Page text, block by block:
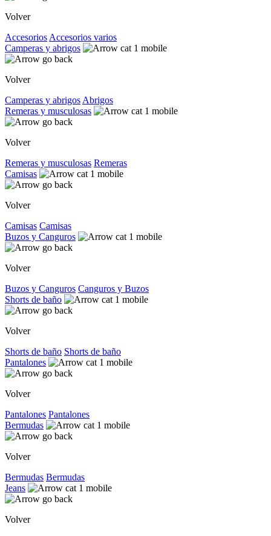
Volver
Accesorios Accesorios varios
Camperas y abrigos
Volver
Camperas y abrigos Abrigos
Remeras y musculosas
Volver
Remeras y musculosas Remeras
Camisas
Volver
Camisas Camisas
Buzos y Canguros
Volver
Buzos y Canguros Canguros y Buzos
Shorts de baño
Volver
Shorts de baño Shorts de baño
Pantalones
Volver
Pantalones Pantalones
Bermudas
Volver
Bermudas Bermudas
Jeans
Volver